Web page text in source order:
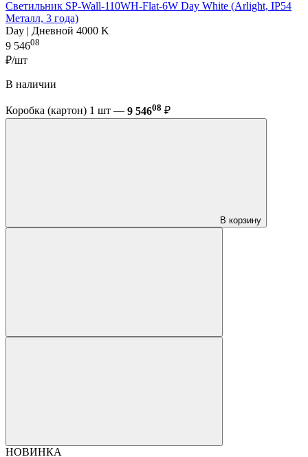
Светильник SP-Wall-110WH-Flat-6W Day White (Arlight, IP54
Металл, 3 года)
Day | Дневной 4000 K
9 54608
₽/шт
В наличии
Коробка (картон) 1 шт — 9 54608 ₽
В корзину
НОВИНКА